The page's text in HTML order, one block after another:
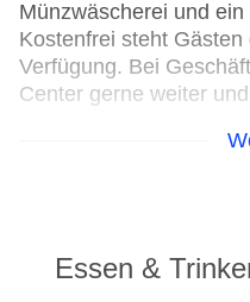
Münzwäscherei und
Kostenfrei steht
Verfügung. Bei
Center gerne weiter
Konferenzraum
Garage
Essen &